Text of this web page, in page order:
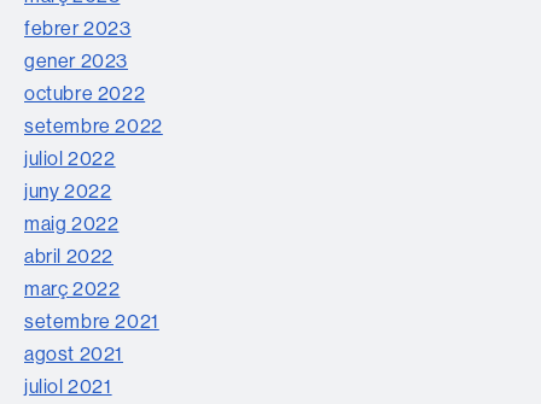
febrer 2023
gener 2023
octubre 2022
setembre 2022
juliol 2022
juny 2022
maig 2022
abril 2022
març 2022
setembre 2021
agost 2021
juliol 2021